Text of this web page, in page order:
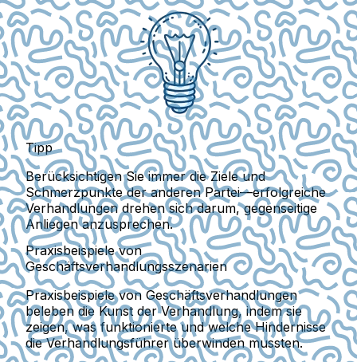
Tipp
Berücksichtigen Sie immer die Ziele und
Schmerzpunkte der anderen Partei—erfolgreiche
Verhandlungen drehen sich darum, gegenseitige
Anliegen anzusprechen.
Praxisbeispiele von
Geschäftsverhandlungsszenarien
Praxisbeispiele von Geschäftsverhandlungen
beleben die Kunst der Verhandlung, indem sie
zeigen, was funktionierte und welche Hindernisse
die Verhandlungsführer überwinden mussten.